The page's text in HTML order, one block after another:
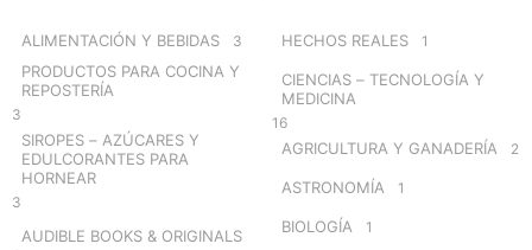
ALIMENTACIÓN Y BEBIDAS 3
PRODUCTOS PARA COCINA Y
REPOSTERÍA
3
SIROPES – AZÚCARES Y
EDULCORANTES PARA
HORNEAR
3
AUDIBLE BOOKS & ORIGINALS
HECHOS REALES 1
CIENCIAS – TECNOLOGÍA Y
MEDICINA
16
AGRICULTURA Y GANADERÍA 2
ASTRONOMÍA 1
BIOLOGÍA 1